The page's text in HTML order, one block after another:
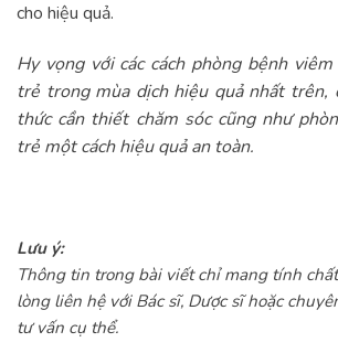
cho hiệu quả.
Hy vọng với các cách phòng bệnh
trẻ trong mùa dịch hiệu quả nhất trên,
thức cần thiết chăm sóc cũng như
trẻ một cách hiệu quả an toàn.
Lưu ý:
Thông tin trong bài viết chỉ mang tính
lòng liên hệ với Bác sĩ, Dược sĩ hoặc
tư vấn cụ thể.